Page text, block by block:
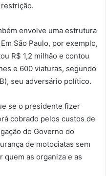
envolve uma estrutura
São Paulo, por exemplo,
R$ 1,2 milhão e contou
e 600 viaturas, segundo
seu adversário político.
se o presidente fizer
cobrado pelos custos de
do Governo do
de motociatas sem
quem as organiza e as